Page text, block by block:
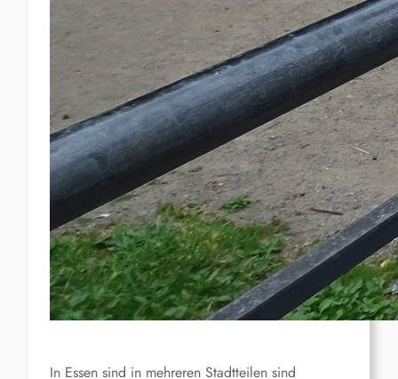
In Essen sind in mehreren Stadtteilen sind